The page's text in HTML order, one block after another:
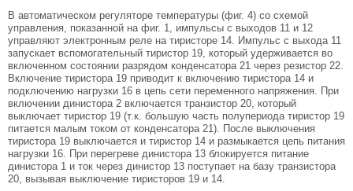
В автоматическом регуляторе температуры (фиг. 4) со схемой
управления, показанной на фиг. 1, импульсы с выходов 11 и 12
управляют электронным реле на тиристоре 14. Импульс с выхода 11
запускает вспомогательный тиристор 19, который удерживается во
включенном состоянии разрядом конденсатора 21 через резистор 22.
Включение тиристора 19 приводит к включению тиристора 14 и
подключению нагрузки 16 в цепь сети переменного напряжения. При
включении динистора 2 включается транзистор 20, который
выключает тиристор 19 (т.к. большую часть полупериода тиристор 19
питается малым током от конденсатора 21). После выключения
тиристора 19 выключается и тиристор 14 и размыкается цепь питания
нагрузки 16. При перегреве динистора 13 блокируется питание
динистора 1 и ток через динистор 13 поступает на базу транзистора
20, вызывая выключение тиристоров 19 и 14.